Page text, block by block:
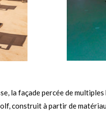
la façade percée de
construit à partir de